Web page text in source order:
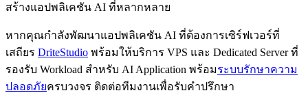
สร้างแอปพลิเคชัน AI ที่หลากหลาย
หากคุณกำลังพัฒนาแอปพลิเคชัน AI ที่ต้องการเซิร์ฟเวอร์ที่
เสถียร DriteStudio พร้อมให้บริการ VPS และ Dedicated Server ที่
รองรับ Workload สำหรับ AI Application พร้อมระบบรักษาความ
ปลอดภัยครบวงจร ติดต่อทีมงานเพื่อรับคำปรึกษา